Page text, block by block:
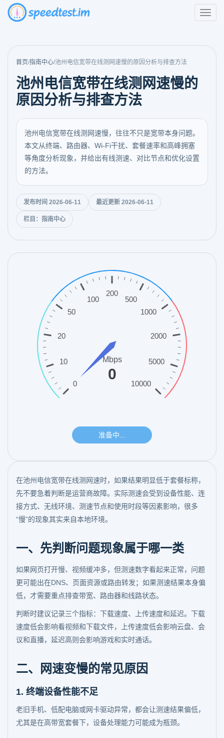
首页/指南中心/池州电信宽带在线测网速慢的原因分析与排查方法
池州电信宽带在线测网速慢的
原因分析与排查方法
池州电信宽带在线测网速慢，往往不只是宽带本身问题。
本文从终端、路由器、Wi-Fi干扰、套餐速率和高峰拥塞
等角度分析现象，并给出有线测速、对比节点和优化设置
的方法。
发布时间 2026-06-11 最近更新 2026-06-11
栏目：指南中心
在池州电信宽带在线测网速时，如果结果明显低于套餐标称，
先不要急着判断是运营商故障。实际测速会受到设备性能、连
接方式、无线环境、测速节点和使用时段等因素影响，很多
“慢”的现象其实来自本地环境。
一、先判断问题现象属于哪一类
如果网页打开慢、视频缓冲多，但测速数字看起来正常，问题
更可能出在DNS、页面资源或路由转发；如果测速结果本身偏
低，才需要重点排查带宽、路由器和线路状态。
判断时建议记录三个指标：下载速度、上传速度和延迟。下载
速度低会影响看视频和下载文件，上传速度低会影响云盘、会
议和直播，延迟高则会影响游戏和实时通话。
二、网速变慢的常见原因
1. 终端设备性能不足
老旧手机、低配电脑或网卡驱动异常，都会让测速结果偏低，
尤其是在高带宽套餐下，设备处理能力可能成为瓶颈。